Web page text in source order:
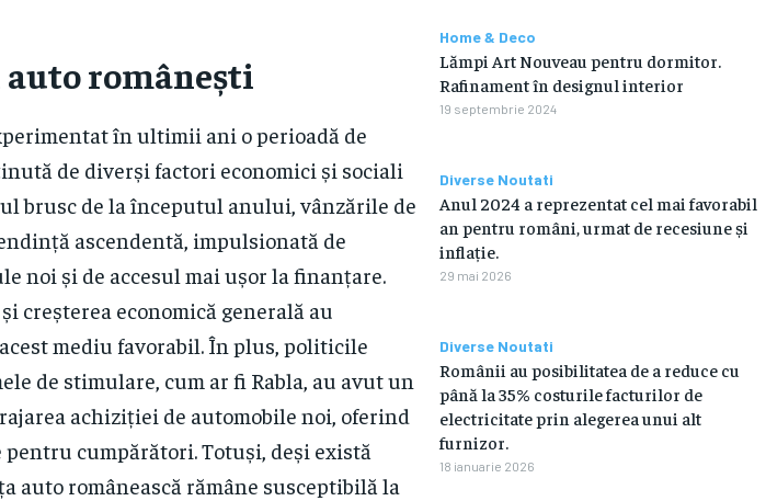
românești
în ultimii ani o perioadă de
de diverși factori economici și sociali
brusc de la începutul anului, vânzările de
ascendentă, impulsionată de
noi și de accesul mai ușor la finanțare.
creșterea economică generală au
mediu favorabil. În plus, politicile
de stimulare, cum ar fi Rabla, au avut un
achiziției de automobile noi, oferind
cumpărători. Totuși, deși există
auto românească rămâne susceptibilă la
Home & Deco
Lămpi Art Nouveau pentru dormitor.
Rafinament în designul interior
19 septembrie 2024
Diverse Noutati
Anul 2024 a reprezentat cel mai favorabil
an pentru români, urmat de recesiune și
inflație.
29 mai 2026
Diverse Noutati
Românii au posibilitatea de a reduce cu
până la 35% costurile facturilor de
electricitate prin alegerea unui alt
furnizor.
18 ianuarie 2026